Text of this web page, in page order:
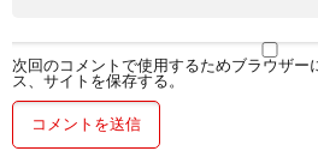
次回のコメントで使用するためブラウザー
ス、サイトを保存する。